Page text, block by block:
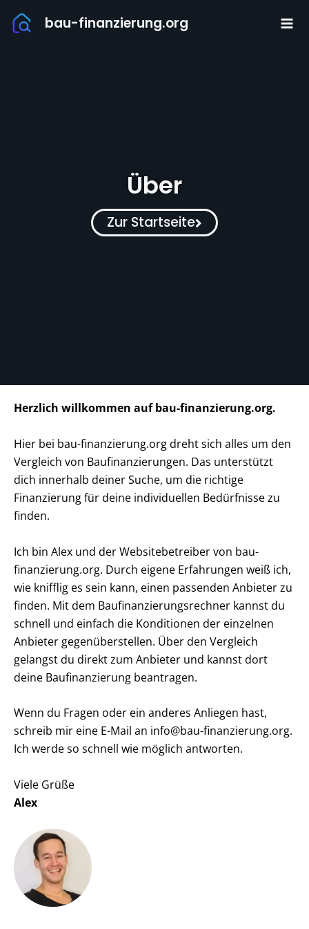
Inhalt
bau-finanzierung.org
Über
Zur Startseite
Herzlich willkommen auf bau-finanzierung.org.
Hier bei bau-finanzierung.org dreht sich alles um den
Vergleich von Baufinanzierungen. Das unterstützt
dich innerhalb deiner Suche, um die richtige
Finanzierung für deine individuellen Bedürfnisse zu
finden.
Ich bin Alex und der Websitebetreiber von bau-
finanzierung.org. Durch eigene Erfahrungen weiß ich,
wie knifflig es sein kann, einen passenden Anbieter zu
finden. Mit dem Baufinanzierungsrechner kannst du
schnell und einfach die Konditionen der einzelnen
Anbieter gegenüberstellen. Über den Vergleich
gelangst du direkt zum Anbieter und kannst dort
deine Baufinanzierung beantragen.
Wenn du Fragen oder ein anderes Anliegen hast,
schreib mir eine E-Mail an info@bau-finanzierung.org.
Ich werde so schnell wie möglich antworten.
Viele Grüße
Alex